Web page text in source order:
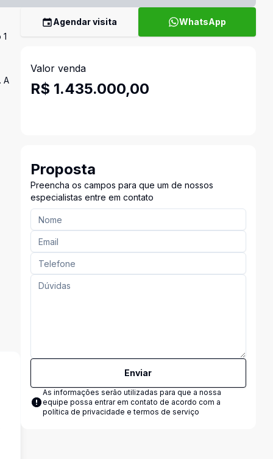
A
Agendar visita WhatsApp
Valor venda
R$ 1.435.000,00
Proposta
Preencha os campos para que um de nossos
especialistas entre em contato
Enviar
As informações serão utilizadas para que a nossa
equipe possa entrar em contato de acordo com a
política de privacidade e termos de serviço